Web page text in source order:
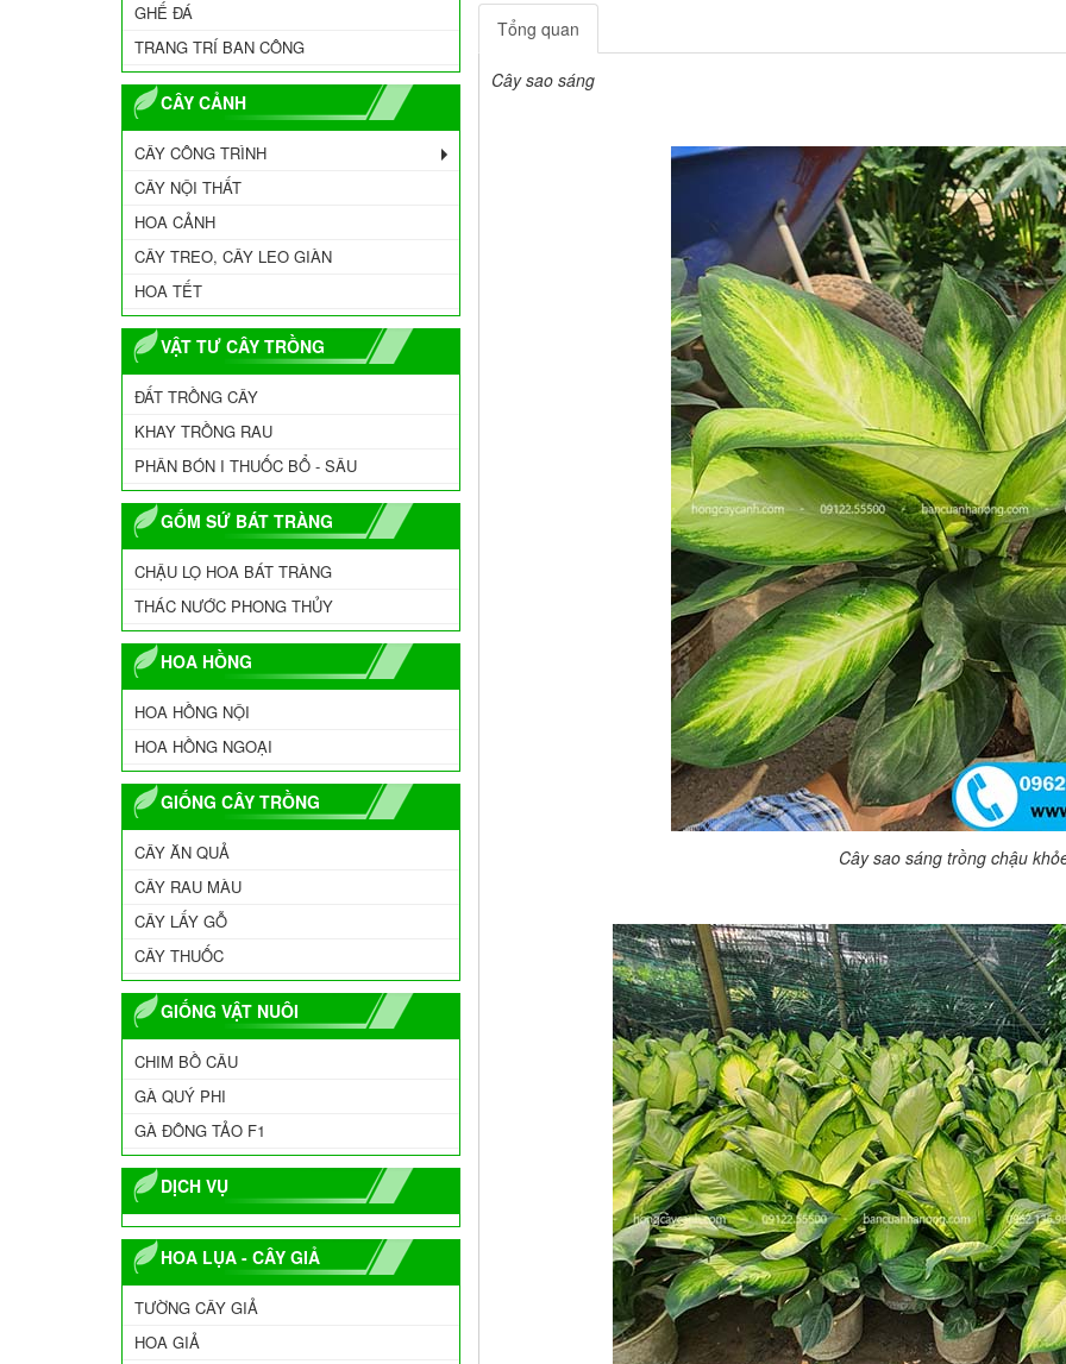
GHẾ ĐÁ
TRANG TRÍ BAN CÔNG
CÂY CẢNH
CÂY CÔNG TRÌNH
CÂY NỘI THẤT
HOA CẢNH
CÂY TREO, CÂY LEO GIÀN
HOA TẾT
VẬT TƯ CÂY TRỒNG
ĐẤT TRỒNG CÂY
KHAY TRỒNG RAU
PHÂN BÓN I THUỐC BỔ - SÂU
GỐM SỨ BÁT TRÀNG
CHẬU LỌ HOA BÁT TRÀNG
THÁC NƯỚC PHONG THỦY
HOA HỒNG
HOA HỒNG NỘI
HOA HỒNG NGOẠI
GIỐNG CÂY TRỒNG
CÂY ĂN QUẢ
CÂY RAU MÀU
CÂY LẤY GỖ
CÂY THUỐC
GIỐNG VẬT NUÔI
CHIM BỒ CÂU
GÀ QUÝ PHI
GÀ ĐÔNG TẢO F1
DỊCH VỤ
HOA LỤA - CÂY GIẢ
TƯỜNG CÂY GIẢ
HOA GIẢ
Tổng quan
Cây sao sáng
Cây sao sáng trồng chậu